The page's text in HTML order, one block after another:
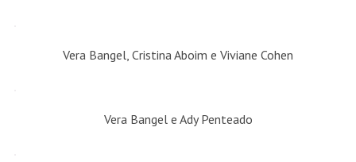
Vera Bangel, Cristina Aboim e Viviane Cohen
Vera Bangel e Ady Penteado